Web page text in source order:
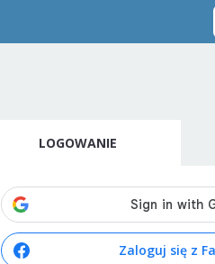
LOGOWANIE
Zaloguj się z